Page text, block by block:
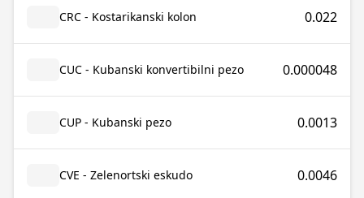
CRC - Kostarikanski kolon 0.022
CUC - Kubanski konvertibilni pezo 0.000048
CUP - Kubanski pezo 0.0013
CVE - Zelenortski eskudo 0.0046